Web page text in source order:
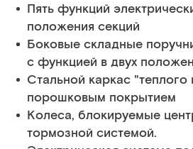
Пять функций
положения секций
Боковые складные
с функцией в двух
Стальной каркас "теплого
порошковым покрытием
Колеса, блокируемые
тормозной системой.